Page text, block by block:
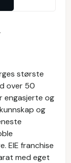
største
over 50
engasjerte og
og
EIE franchise
med eget